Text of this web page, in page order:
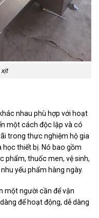
xịt
nhau phù hợp với hoạt
một cách độc lập và có
trong thực nghiệm hộ gia
thiết bị. Nó bao gồm
phẩm, thuốc men, vệ sinh,
yếu phẩm hàng ngày.
một người cần để vận
để hoạt động, dễ dàng